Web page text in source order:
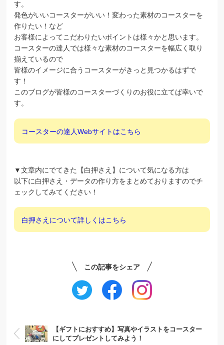
す。
発色がいいコースターがいい！変わった素材のコースターを
作りたい！など
お客様によってこだわりたいポイントは様々かと思います。
コースターの達人では様々な素材のコースターを幅広く取り
揃えているので
皆様のイメージに合うコースターがきっと見つかるはずで
す！
このブログが皆様のコースターづくりのお役に立てば幸いで
す。
コースターの達人Webサイトはこちら
▼文章内にでてきた【白押さえ】について気になる方は
以下に白押さえ・データの作り方をまとめておりますのでチ
ェックしてみてください！
白押さえについて詳しくはこちら
この記事をシェア
【ギフトにおすすめ】写真やイラストをコースター
にしてプレゼントしてみよう！